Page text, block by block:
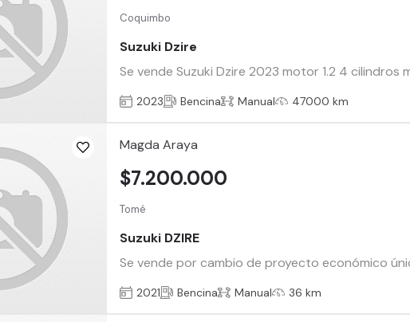
Coquimbo
Suzuki Dzire
Se vende Suzuki Dzire 2023 motor 1.2 4
2023 Bencina Manual 47000 km
Magda Araya
Tomé
Suzuki DZIRE
Se vende por cambio de proyecto económico
$7.200.000
2021 Bencina Manual 36 km